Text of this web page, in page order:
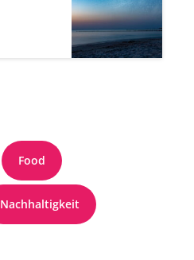
Food
Nachhaltigkeit